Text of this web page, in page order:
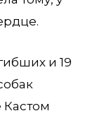
и 19